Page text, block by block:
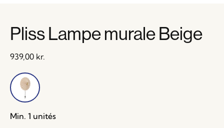
Pliss Lampe murale Beige
939,00 kr.
Min. 1 unités